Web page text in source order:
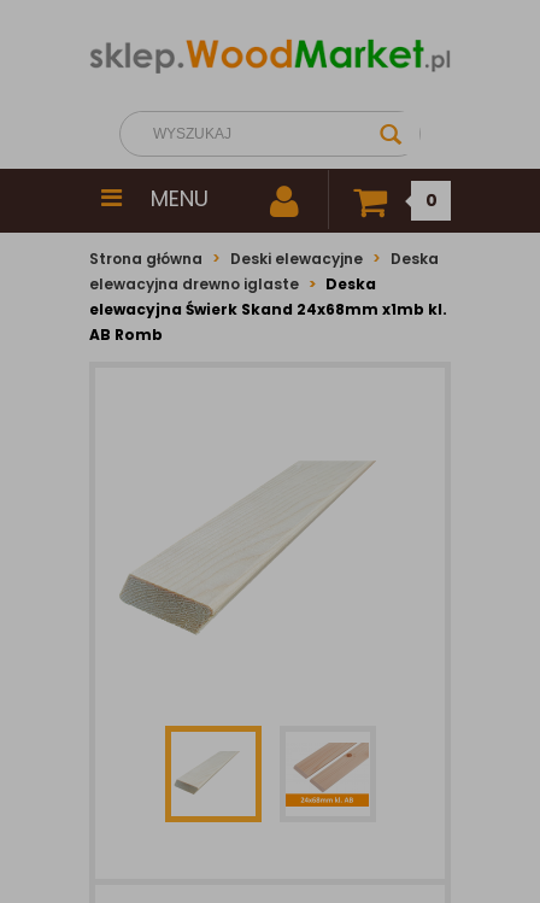
MENU 0
Strona główna Deski elewacyjne
Deska
elewacyjna drewno iglaste
Deska
elewacyjna Świerk Skand 24x68mm x1mb kl.
AB Romb